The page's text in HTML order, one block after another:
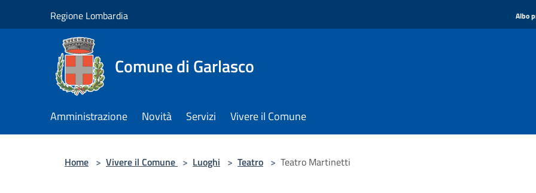
Regione Lombardia Albo
Comune di Garlasco
Amministrazione Novità Servizi Vivere il Comune
Home > Vivere il Comune > Luoghi > Teatro > Teatro Martinetti